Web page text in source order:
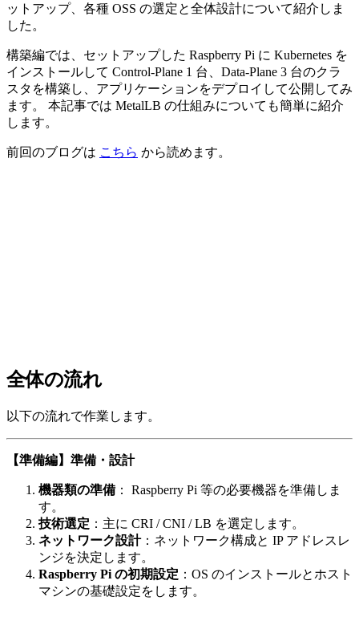
ットアップ、各種 OSS の選定と全体設計について紹介しま
した。
構築編では、セットアップした Raspberry Pi に Kubernetes を
インストールして Control-Plane 1 台、Data-Plane 3 台のクラ
スタを構築し、アプリケーションをデプロイして公開してみ
ます。 本記事では MetalLB の仕組みについても簡単に紹介
します。
前回のブログは こちら から読めます。
全体の流れ
以下の流れで作業します。
【準備編】準備・設計
機器類の準備 ： Raspberry Pi 等の必要機器を準備しま
す。
技術選定 ：主に CRI / CNI / LB を選定します。
ネットワーク設計：ネットワーク構成と IP アドレスレ
ンジを決定します。
Raspberry Pi の初期設定 ：OS のインストールとホスト
マシンの基礎設定をします。